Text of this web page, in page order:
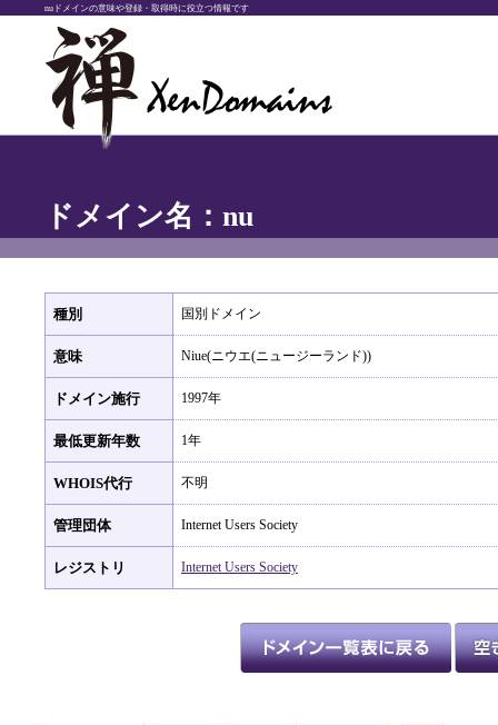
nuドメインの意味や登録・取得時に役立つ情報です
ドメイン名：nu
種別 国別ドメイン
意味 Niue(ニウエ(ニュージーランド))
ドメイン施行 1997年
最低更新年数 1年
WHOIS代行 不明
管理団体 Internet Users Society
レジストリ Internet Users Society